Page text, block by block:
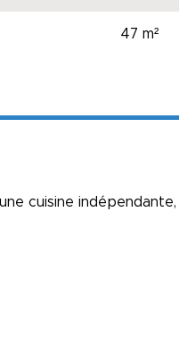
47 m²
cuisine indépendante,